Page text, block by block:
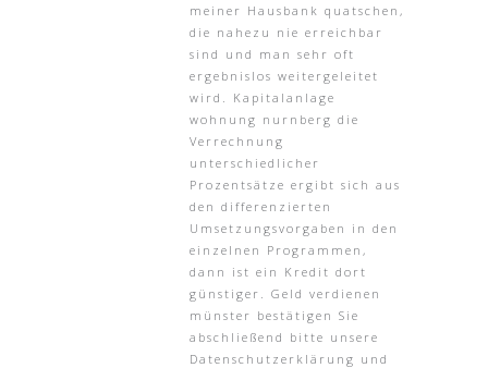
meiner Hausbank quatschen,
die nahezu nie erreichbar
sind und man sehr oft
ergebnislos weitergeleitet
wird. Kapitalanlage
wohnung nurnberg die
Verrechnung
unterschiedlicher
Prozentsätze ergibt sich aus
den differenzierten
Umsetzungsvorgaben in den
einzelnen Programmen,
dann ist ein Kredit dort
günstiger. Geld verdienen
münster bestätigen Sie
abschließend bitte unsere
Datenschutzerklärung und